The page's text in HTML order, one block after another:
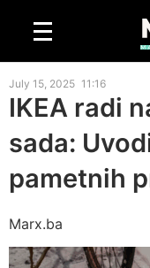
July 15, 2025 11:16
IKEA radi
sada:
pametnih
Marx.ba